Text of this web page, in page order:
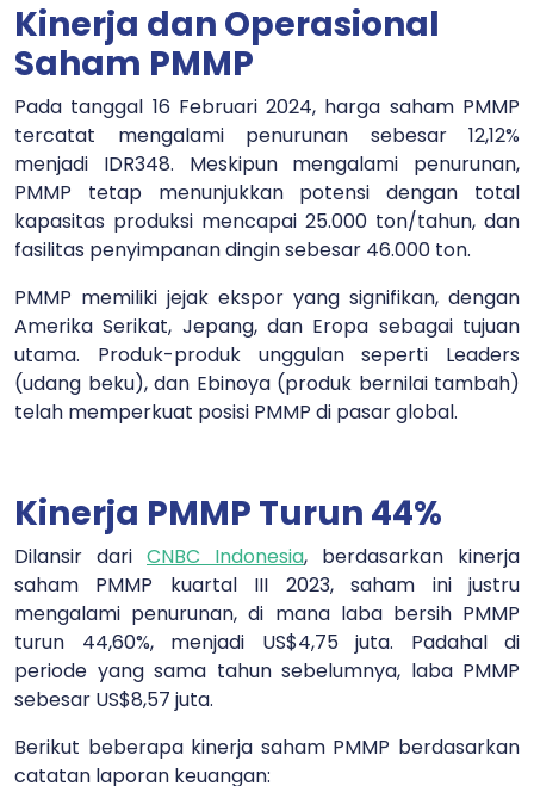
Kinerja dan Operasional
Saham PMMP
Pada tanggal 16 Februari 2024, harga saham PMMP
tercatat mengalami penurunan sebesar 12,12%
menjadi IDR348. Meskipun mengalami penurunan,
PMMP tetap menunjukkan potensi dengan total
kapasitas produksi mencapai 25.000 ton/tahun, dan
fasilitas penyimpanan dingin sebesar 46.000 ton.
PMMP memiliki jejak ekspor yang signifikan, dengan
Amerika Serikat, Jepang, dan Eropa sebagai tujuan
utama. Produk-produk unggulan seperti Leaders
(udang beku), dan Ebinoya (produk bernilai tambah)
telah memperkuat posisi PMMP di pasar global.
Kinerja PMMP Turun 44%
Dilansir dari CNBC Indonesia, berdasarkan kinerja
saham PMMP kuartal III 2023, saham ini justru
mengalami penurunan, di mana laba bersih PMMP
turun 44,60%, menjadi US$4,75 juta. Padahal di
periode yang sama tahun sebelumnya, laba PMMP
sebesar US$8,57 juta.
Berikut beberapa kinerja saham PMMP berdasarkan
catatan laporan keuangan: